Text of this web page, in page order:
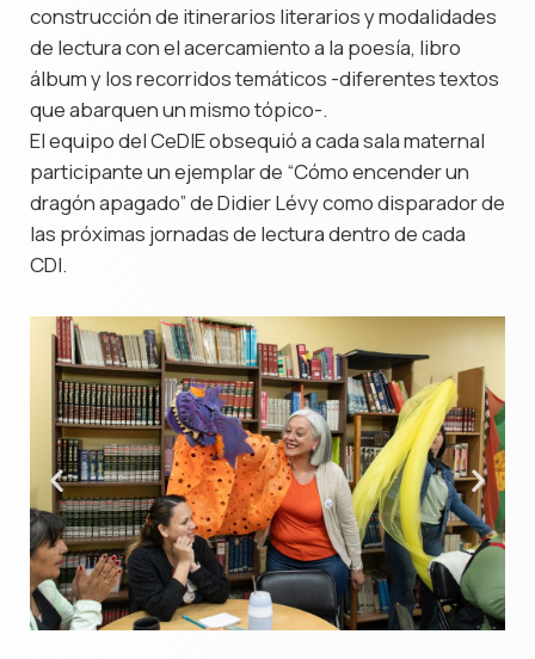
construcción de itinerarios literarios y modalidades
de lectura con el acercamiento a la poesía, libro
álbum y los recorridos temáticos -diferentes textos
que abarquen un mismo tópico-.
El equipo del CeDIE obsequió a cada sala maternal
participante un ejemplar de “Cómo encender un
dragón apagado” de Didier Lévy como disparador de
las próximas jornadas de lectura dentro de cada
CDI.